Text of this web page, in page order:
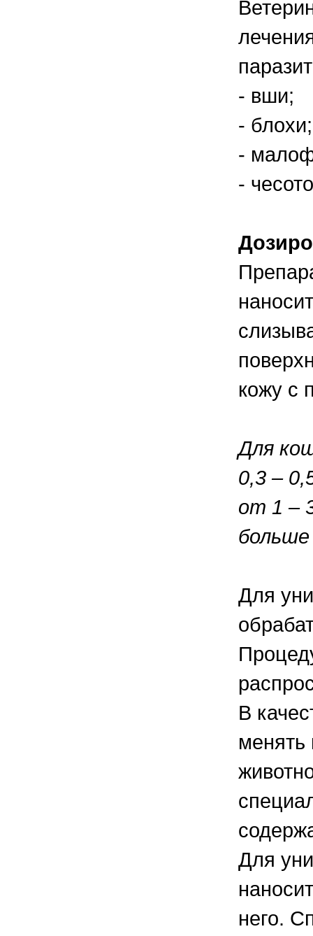
- вши;
- блохи;
-
-
кожу с
Для
0,3 –
от 1 –
больше
Для
В
менять
Для
него.